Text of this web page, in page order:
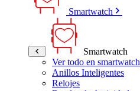
Smartwatch
Smartwatch
Ver todo en smartwatch
Anillos Inteligentes
Relojes